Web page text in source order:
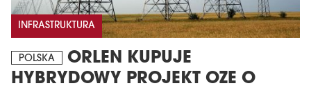
INFRASTRUKTURA
POLSKA
ORLEN KUPUJE
HYBRYDOWY PROJEKT OZE O